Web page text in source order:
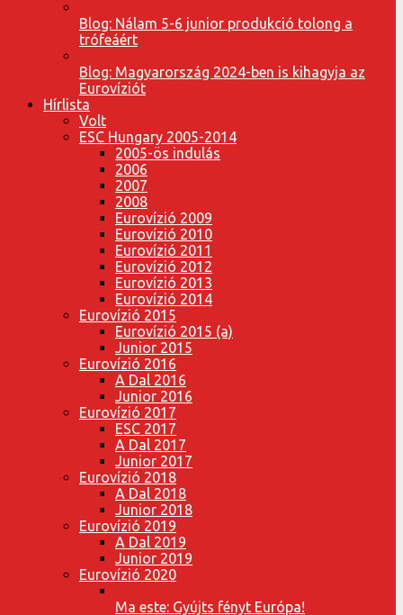
Blog: Nálam 5-6 junior produkció tolong a
trófeáért
Blog: Magyarország 2024-ben is kihagyja az
Eurovíziót
Hírlista
Volt
ESC Hungary 2005-2014
2005-ös indulás
2006
2007
2008
Eurovízió 2009
Eurovízió 2010
Eurovízió 2011
Eurovízió 2012
Eurovízió 2013
Eurovízió 2014
Eurovízió 2015
Eurovízió 2015 (a)
Junior 2015
Eurovízió 2016
A Dal 2016
Junior 2016
Eurovízió 2017
ESC 2017
A Dal 2017
Junior 2017
Eurovízió 2018
A Dal 2018
Junior 2018
Eurovízió 2019
A Dal 2019
Junior 2019
Eurovízió 2020
Ma este: Gyújts fényt Európa!